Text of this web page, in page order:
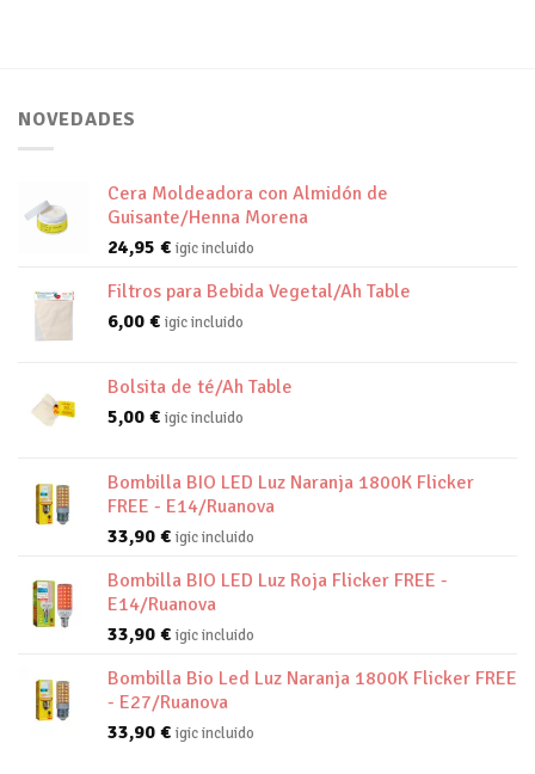
NOVEDADES
Cera Moldeadora con Almidón de
Guisante/Henna Morena
24,95 € igic incluido
Filtros para Bebida Vegetal/Ah Table
6,00 € igic incluido
Bolsita de té/Ah Table
5,00 € igic incluido
Bombilla BIO LED Luz Naranja 1800K Flicker
FREE - E14/Ruanova
33,90 € igic incluido
Bombilla BIO LED Luz Roja Flicker FREE -
E14/Ruanova
33,90 € igic incluido
Bombilla Bio Led Luz Naranja 1800K Flicker FREE
- E27/Ruanova
33,90 € igic incluido